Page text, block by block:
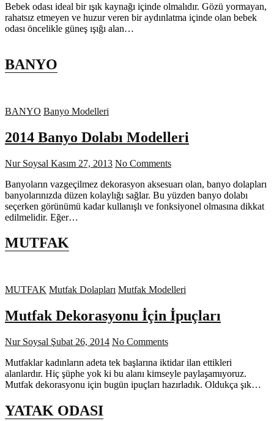
Bebek odası ideal bir ışık kaynağı içinde olmalıdır. Gözü yormayan,
rahatsız etmeyen ve huzur veren bir aydınlatma içinde olan bebek
odası öncelikle güneş ışığı alan…
BANYO
BANYO Banyo Modelleri
2014 Banyo Dolabı Modelleri
Nur Soysal Kasım 27, 2013 No Comments
Banyoların vazgeçilmez dekorasyon aksesuarı olan, banyo dolapları
banyolarınızda düzen kolaylığı sağlar. Bu yüzden banyo dolabı
seçerken görünümü kadar kullanışlı ve fonksiyonel olmasına dikkat
edilmelidir. Eğer…
MUTFAK
MUTFAK Mutfak Dolapları Mutfak Modelleri
Mutfak Dekorasyonu İçin İpuçları
Nur Soysal Şubat 26, 2014 No Comments
Mutfaklar kadınların adeta tek başlarına iktidar ilan ettikleri
alanlardır. Hiç şüphe yok ki bu alanı kimseyle paylaşamıyoruz.
Mutfak dekorasyonu için bugün ipuçları hazırladık. Oldukça şık…
YATAK ODASI